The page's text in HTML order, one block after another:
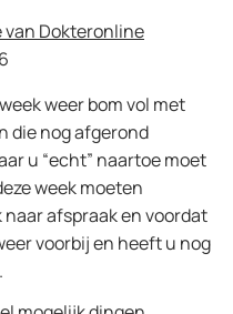
van Dokteronline
weer bom vol met
die nog afgerond
u “echt” naartoe moet
week moeten
afspraak en voordat
voorbij en heeft u nog